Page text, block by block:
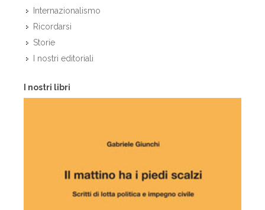
Internazionalismo
Ricordarsi
Storie
I nostri editoriali
I nostri libri